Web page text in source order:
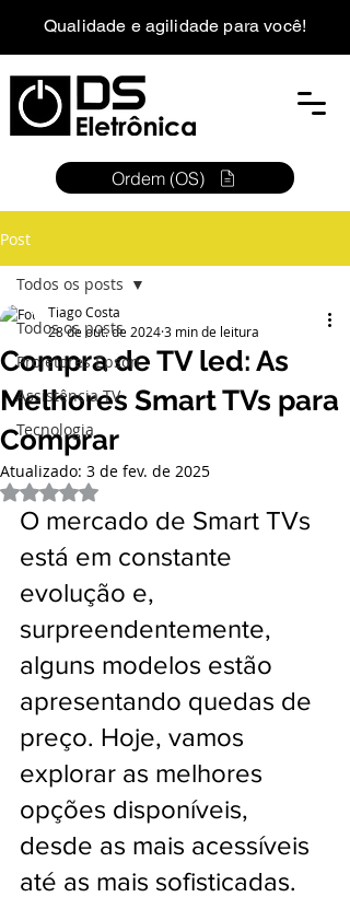
Qualidade e agilidade para você!
Ordem (OS)
Post
Todos os posts
Projetores Epson
Assistência TV
Tecnologia
Todos os posts
Compra de TV led: As
Melhores Smart TVs para
Comprar
Tiago Costa
28 de out. de 20243 min de leitura
Atualizado: 3 de fev. de 2025
Avaliado com NaN de 5 estrelas.
O mercado de Smart TVs
está em constante
evolução e,
surpreendentemente,
alguns modelos estão
apresentando quedas de
preço. Hoje, vamos
explorar as melhores
opções disponíveis,
desde as mais acessíveis
até as mais sofisticadas.